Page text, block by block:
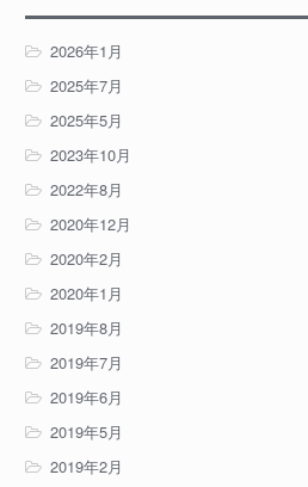
2026年1月
2025年7月
2025年5月
2023年10月
2022年8月
2020年12月
2020年2月
2020年1月
2019年8月
2019年7月
2019年6月
2019年5月
2019年2月